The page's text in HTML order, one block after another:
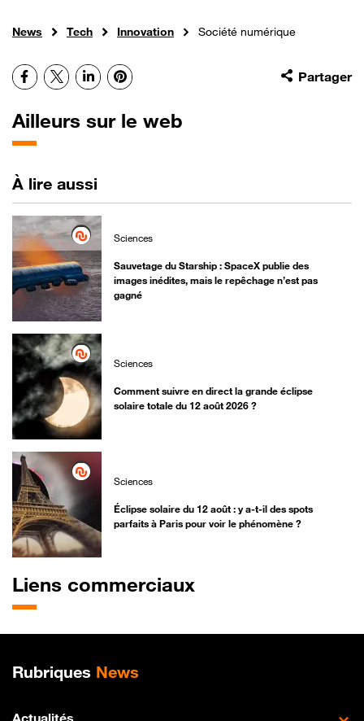
News Tech Innovation Société numérique
Partager
Facebook
X LinkedInPinterest
Ailleurs sur le web
À lire aussi
Sciences
Sauvetage du Starship : SpaceX publie des
images inédites, mais le repêchage n’est pas
gagné
Sciences
Comment suivre en direct la grande éclipse
solaire totale du 12 août 2026 ?
Sciences
Éclipse solaire du 12 août : y a-t-il des spots
parfaits à Paris pour voir le phénomène ?
Liens commerciaux
Plan de site
Rubriques News
Actualités